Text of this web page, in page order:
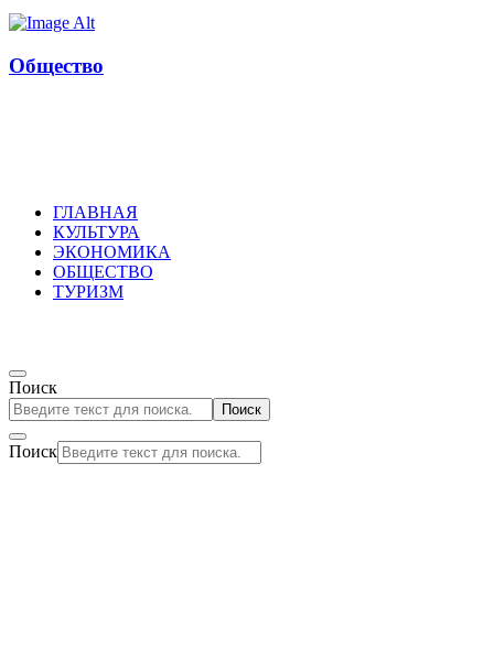
Общество
ГЛАВНАЯ
КУЛЬТУРА
ЭКОНОМИКА
ОБЩЕСТВО
ТУРИЗМ
Поиск
Поиск
Поиск